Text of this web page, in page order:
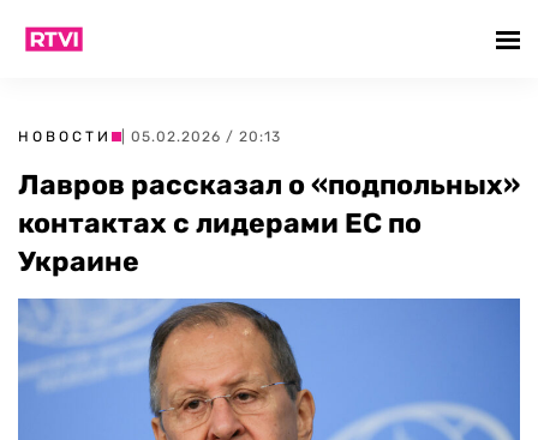
НОВОСТИ | 05.02.2026 / 20:13
Лавров рассказал о «подпольных»
контактах с лидерами ЕС по
Украине